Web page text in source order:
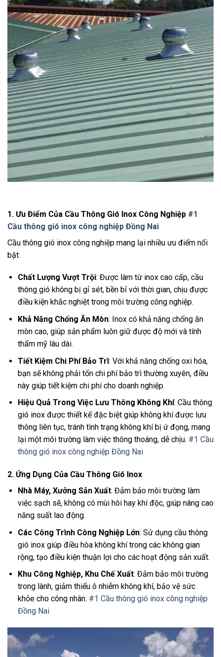
1. Ưu Điểm Của Cầu Thông Gió Inox Công Nghiệp #1
Cầu thông gió inox công nghiệp Đồng Nai
Cầu thông gió inox công nghiệp mang lại nhiều ưu điểm nổi
bật:
Chất Lượng Vượt Trội: Được làm từ inox cao cấp, cầu
thông gió không bị gỉ sét, bền bỉ với thời gian, chịu được
điều kiện khắc nghiệt trong môi trường công nghiệp.
Khả Năng Chống Ăn Mòn: Inox có khả năng chống ăn
mòn cao, giúp sản phẩm luôn giữ được độ mới và tính
thẩm mỹ lâu dài.
Tiết Kiệm Chi Phí Bảo Trì: Với khả năng chống oxi hóa,
bạn sẽ không phải tốn chi phí bảo trì thường xuyên, điều
này giúp tiết kiệm chi phí cho doanh nghiệp.
Hiệu Quả Trong Việc Lưu Thông Không Khí: Cầu thông
gió inox được thiết kế đặc biệt giúp không khí được lưu
thông liên tục, tránh tình trạng không khí bị ứ đọng, mang
lại một môi trường làm việc thông thoáng, dễ chịu. #1 Cầu
thông gió inox công nghiệp Đồng Nai
2. Ứng Dụng Của Cầu Thông Gió Inox
Nhà Máy, Xưởng Sản Xuất: Đảm bảo môi trường làm
việc sạch sẽ, không có mùi hôi hay khí độc, giúp nâng cao
năng suất lao động.
Các Công Trình Công Nghiệp Lớn: Sử dụng cầu thông
gió inox giúp điều hòa không khí trong các không gian
rộng, tạo điều kiện thuận lợi cho các hoạt động sản xuất.
Khu Công Nghiệp, Khu Chế Xuất: Đảm bảo môi trường
trong lành, giảm thiểu ô nhiễm không khí, bảo vệ sức
khỏe cho công nhân. #1 Cầu thông gió inox công nghiệp
Đồng Nai